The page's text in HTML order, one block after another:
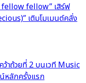
fellow fellow” เสิร์ฟ
เติมโมเมนต์คลั่ง
าถ้วยที่ 2 บนเวที Music
หลักครั้งแรก